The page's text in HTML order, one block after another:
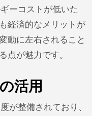
ーコストが低いた
経済的なメリットが
動に左右されること
点が魅力です。
活用
が整備されており、